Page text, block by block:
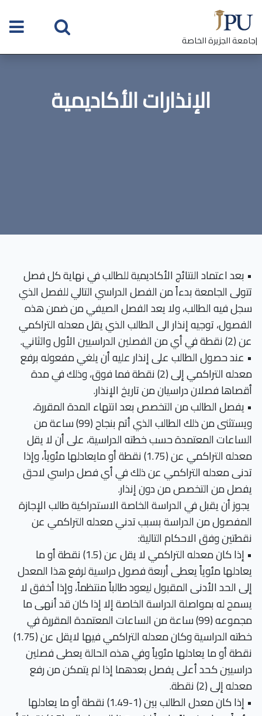
|جامعة الجزيرة الخاصة
الإنذارات الأكاديمية
• بعد اعتماد النتائج الأكاديمية للطالب في نهاية كل فصل
تتولى الجامعة بدءاً من الفصل الدراسي التالي للفصل الذي
سجل فيه الطالب، ولا يعد الفصل الصيفي من ضمن هذه
الفصول، توجيه إنذار الى الطالب الذي يقل معدله التراكمي
عن (2) نقطة في أي من الفصلين الدراسيين الأول والثاني.
• عند حصول الطالب على إنذار عليه أن يلغي مفعوله برفع
معدله التراكمي إلى (2) نقطة فما فوق، وذلك في مدة
أقصاها فصلان دراسيان من تاريخ الإنذار.
• يفصل الطالب من التخصص بعد انتهاء المدة المقررة،
ويستثنى من ذلك الطالب الذي أتم بنجاح (99) ساعة من
الساعات المعتمدة حسب خطته الدراسية، على أن لا يقل
معدله التراكمي عن (1.75) نقطة أو مايعادلها مئوياً، وإذا
تدنى معدله التراكمي عن ذلك في أي فصل دراسي لاحق
يفصل من التخصص من دون إنذار.
يجوز أن يقبل في الدراسة الخاصة الاستدراكية طالب الإجازة
المفصول من الدراسة بسبب تدني معدله التراكمي عن
نقطتين وفق الاحكام التالية:
• إذا كان معدله التراكمي لا يقل عن (1.5) نقطة أو ما
يعادلها مئوياً يعطى أربعة فصول دراسية لرفع هذا المعدل
إلى الحد الأدنى المقبول ليعود طالباً منتظماً، وإذا أخفق لا
يسمح له بمواصلة الدراسة الخاصة إلا إذا كان قد أنهى ما
مجموعه (99) ساعة من الساعات المعتمدة المقررة في
خطته الدراسية وكان معدله التراكمي فيها لايقل عن (1.75)
نقطة أو ما يعادلها مئوياً وفي هذه الحالة يعطى فصلين
دراسيين كحد أعلى يفصل بعدهما إذا لم يتمكن من رفع
معدله إلى (2) نقطة.
• إذا كان معدل الطالب بين (1-1.49) نقطة أو ما يعادلها